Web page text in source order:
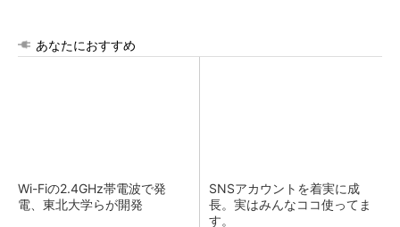
あなたにおすすめ
Wi-Fiの2.4GHz帯電波で発
電、東北大学らが開発
SNSアカウントを着実に成
長。実はみんなココ使ってま
す。